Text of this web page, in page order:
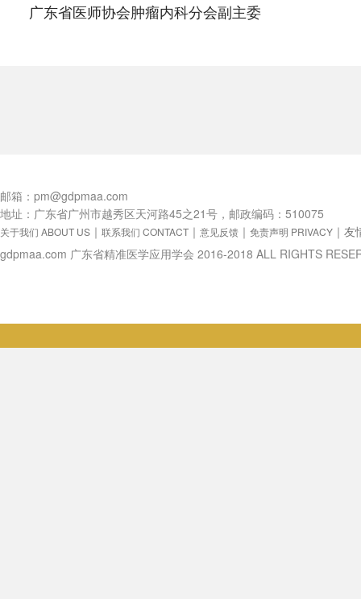
广东省医师协会肿瘤内科分会副主委
邮箱：pm@gdpmaa.com
地址：广东省广州市越秀区天河路45之21号，邮政编码：510075
关于我们 ABOUT US ｜ 联系我们 CONTACT ｜ 意见反馈 ｜ 免责声明 PRIVACY ｜ 友
gdpmaa.com 广东省精准医学应用学会 2016-2018 ALL RIGHTS